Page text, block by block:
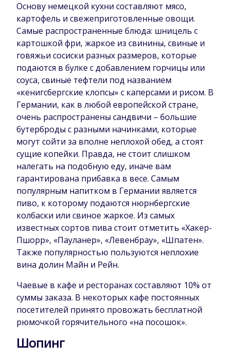
Основу немецкой кухни составляют мясо,
картофель и свежеприготовленные овощи.
Самые распространенные блюда: шницель с
картошкой фри, жаркое из свинины, свиные и
говяжьи сосиски разных размеров, которые
подаются в булке с добавлением горчицы или
соуса, свиные тефтели под названием
«кенигсбергские клопсы» с каперсами и рисом. В
Германии, как в любой европейской стране,
очень распространены сандвичи – большие
бутерброды с разными начинками, которые
могут сойти за вполне неплохой обед, а стоят
сущие копейки. Правда, не стоит слишком
налегать на подобную еду, иначе вам
гарантирована прибавка в весе. Самым
популярным напитком в Германии является
пиво, к которому подаются нюрнбергские
колбаски или свиное жаркое. Из самых
известных сортов пива стоит отметить «Хакер-
Пшорр», «Пауланер», «Левенбрау», «Шпатен».
Также популярностью пользуются неплохие
вина долин Майн и Рейн.
Чаевые в кафе и ресторанах составляют 10% от
суммы заказа. В некоторых кафе постоянных
посетителей принято провожать бесплатной
рюмочкой горячительного «на посошок».
Шопинг